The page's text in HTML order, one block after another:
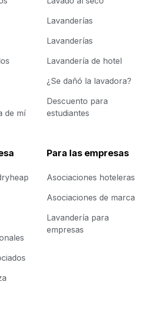
de mí
Lavanderías
Lavanderías
Lavandería de hotel
¿Se dañó la lavadora?
Descuento para
estudiantes
Para las empresas
Asociaciones hoteleras
Asociaciones de marca
Lavandería para
empresas